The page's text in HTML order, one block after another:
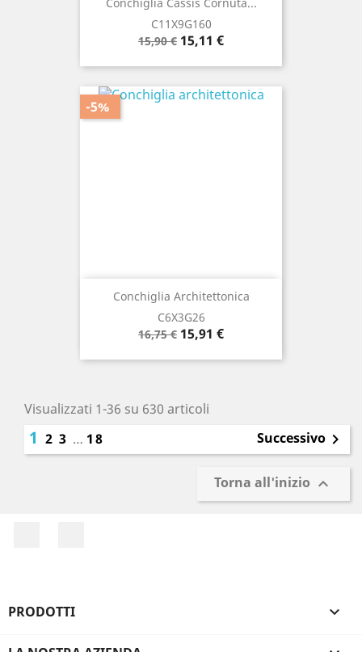
C11X9G160
Prezzo
15,90 € Prezzo
15,11 €
Conchiglia Architettonica
C6X3G26
Prezzo
16,75 € Prezzo
15,91 €
-5%
Visualizzati 1-36 su 630 articoli
1 2 3 … 18 Successivo 
Torna all'inizio 
PRODOTTI 